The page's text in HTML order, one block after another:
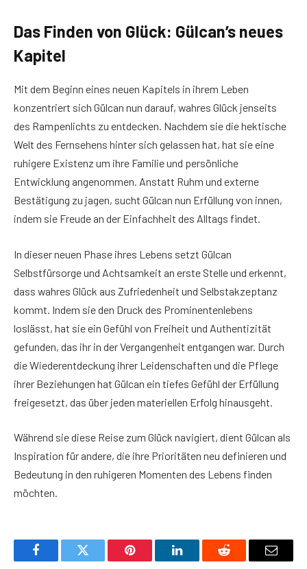
Das Finden von Glück: Gülcan’s neues
Kapitel
Mit dem Beginn eines neuen Kapitels in ihrem Leben
konzentriert sich Gülcan nun darauf, wahres Glück jenseits
des Rampenlichts zu entdecken. Nachdem sie die hektische
Welt des Fernsehens hinter sich gelassen hat, hat sie eine
ruhigere Existenz um ihre Familie und persönliche
Entwicklung angenommen. Anstatt Ruhm und externe
Bestätigung zu jagen, sucht Gülcan nun Erfüllung von innen,
indem sie Freude an der Einfachheit des Alltags findet.
In dieser neuen Phase ihres Lebens setzt Gülcan
Selbstfürsorge und Achtsamkeit an erste Stelle und erkennt,
dass wahres Glück aus Zufriedenheit und Selbstakzeptanz
kommt. Indem sie den Druck des Prominentenlebens
loslässt, hat sie ein Gefühl von Freiheit und Authentizität
gefunden, das ihr in der Vergangenheit entgangen war. Durch
die Wiederentdeckung ihrer Leidenschaften und die Pflege
ihrer Beziehungen hat Gülcan ein tiefes Gefühl der Erfüllung
freigesetzt, das über jeden materiellen Erfolg hinausgeht.
Während sie diese Reise zum Glück navigiert, dient Gülcan als
Inspiration für andere, die ihre Prioritäten neu definieren und
Bedeutung in den ruhigeren Momenten des Lebens finden
möchten.
FacebookTwitter Pinterest LinkedInReddit Email